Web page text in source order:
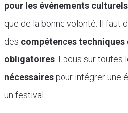
pour les événements culturels
que de la bonne volonté. Il faut
des compétences techniques
obligatoires. Focus sur toutes
nécessairespour intégrer une
un festival.